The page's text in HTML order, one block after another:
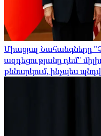
Միացյալ Նահանգները
ազդեցությանը դեմ"
քննարկում, ինչպես